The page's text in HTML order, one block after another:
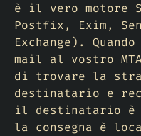
è il vero motore
Postfix, Exim,
Exchange).
mail al vostro
di trovare la
destinatario e
il destinatario è
la consegna è